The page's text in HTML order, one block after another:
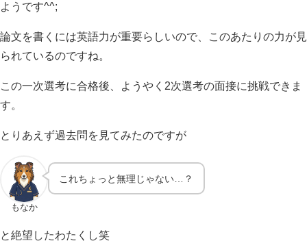
ようです^^;
論文を書くには英語力が重要らしいので、このあたりの力が見
られているのですね。
この一次選考に合格後、ようやく2次選考の面接に挑戦できま
す。
とりあえず過去問を見てみたのですが
もなか
これちょっと無理じゃない…？
と絶望したわたくし笑